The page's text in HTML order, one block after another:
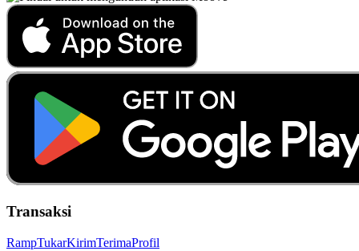
Transaksi
RampTukarKirimTerimaProfil